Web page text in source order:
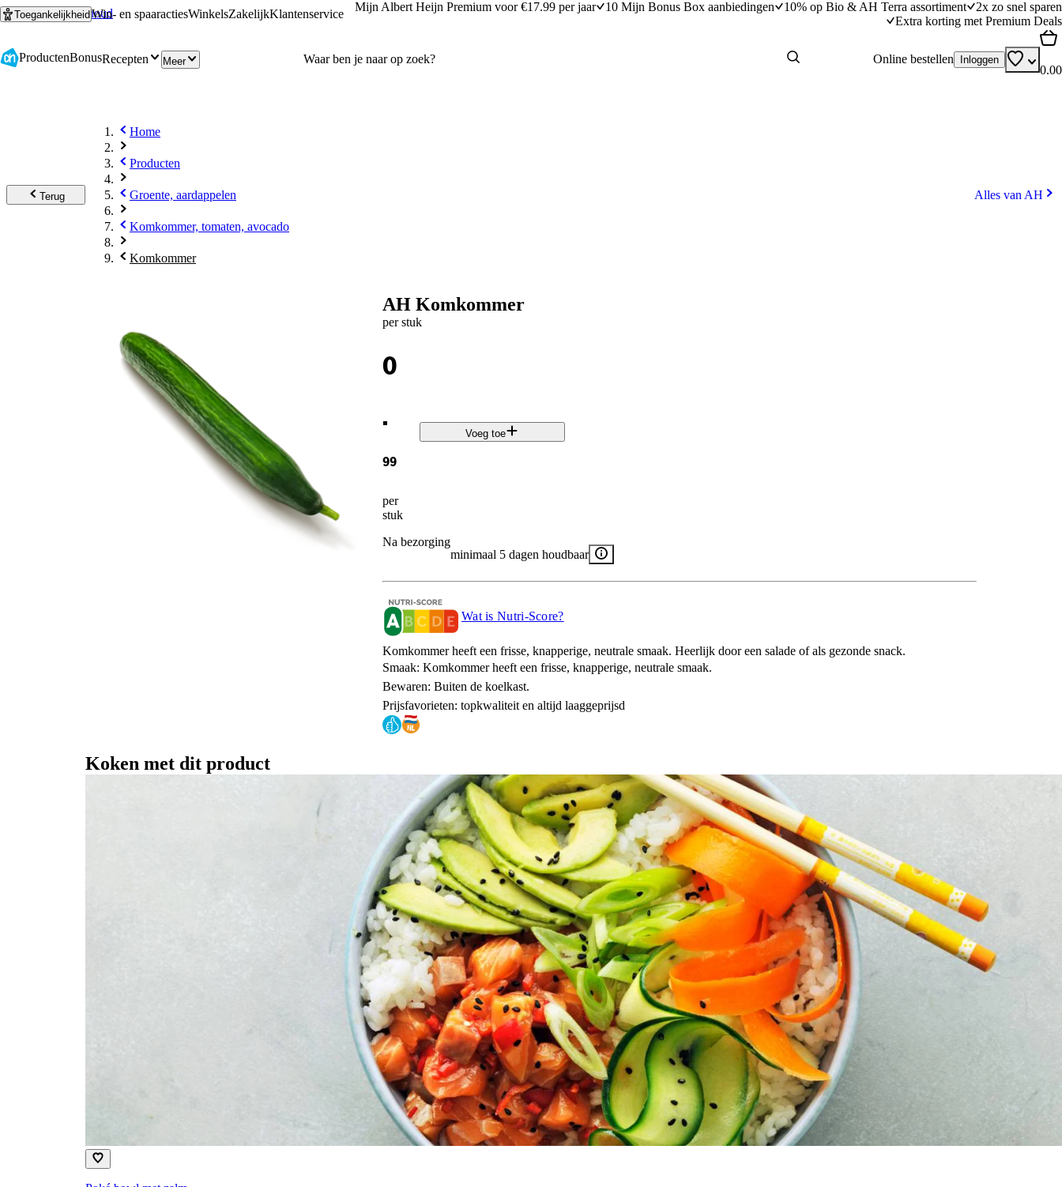
Ga naar hoofdinhoud
Ga naar zoeken
ToegankelijkheidWin- en spaaractiesWinkelsZakelijkKlantenservice
Mijn Albert Heijn Premium voor €17.99 per jaar 10 Mijn Bonus Box aanbiedingen 10% op Bio & AH Terra assortiment
2x zo snel sparen
Extra korting met Premium Deals
ProductenBonusRecepten Meer Online bestellen Inloggen
0.00
Terug
Home
Producten
Groente, aardappelen
Komkommer, tomaten, avocado
Komkommer
Alles van AH
AH Komkommer
per stuk
0
.
99
per
stuk
Voeg toe
Na bezorging
minimaal 5 dagen houdbaar
Wat is Nutri-Score?
Komkommer heeft een frisse, knapperige, neutrale smaak. Heerlijk door een salade of als gezonde snack.
Smaak: Komkommer heeft een frisse, knapperige, neutrale smaak.
Bewaren: Buiten de koelkast.
Prijsfavorieten: topkwaliteit en altijd laaggeprijsd
Koken met dit product